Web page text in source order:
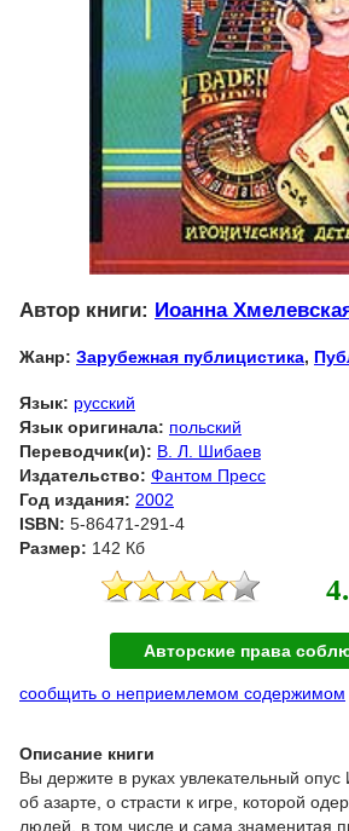
Автор книги: Иоанна
Жанр: Зарубежная публицистика,
Язык: русский
Язык оригинала: польский
Переводчик(и): В. Л. Шибаев
Издательство: Фантом Пресс
Год издания: 2002
ISBN: 5-86471-291-4
Размер: 142 Кб
Авторские права
сообщить о неприемлемом содержимом
Описание книги
Вы держите в руках увлекательный
об азарте, о страсти к игре, которой
людей, в том числе и сама знаменитая